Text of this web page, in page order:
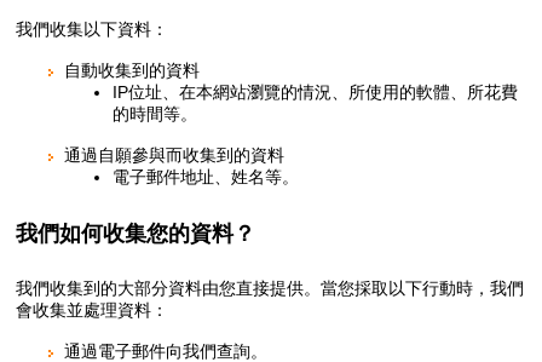
我們收集以下資料：
自動收集到的資料
IP位址、在本網站瀏覽的情況、所使用的軟體、所花費
的時間等。
通過自願參與而收集到的資料
電子郵件地址、姓名等。
我們如何收集您的資料？
我們收集到的大部分資料由您直接提供。當您採取以下行動時，我們
會收集並處理資料：
通過電子郵件向我們查詢。